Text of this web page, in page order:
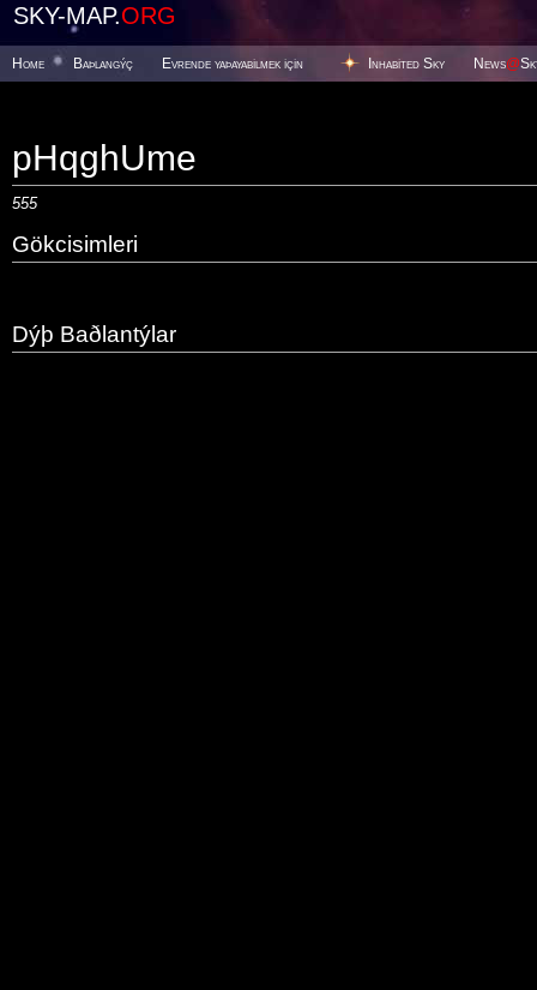
SKY-MAP.ORG
Home Baþlangýç Evrende yaþayabilmek için Inhabited Sky News@
pHqghUme
555
Gökcisimleri
Dýþ Baðlantýlar